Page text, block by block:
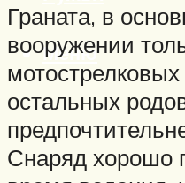
Меню
Граната, в
вооружении
остальных
Снаряд хорошо